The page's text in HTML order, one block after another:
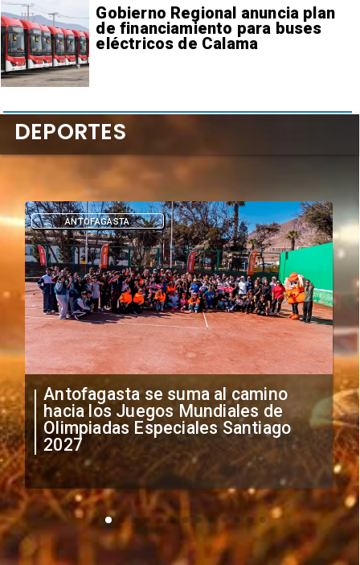
Gobierno Regional anuncia plan
de financiamiento para buses
eléctricos de Calama
Antofagasta se suma al camino
hacia los Juegos Mundiales de
Olimpiadas Especiales Santiago
2027
ANTOFAGASTA
DEPORTES